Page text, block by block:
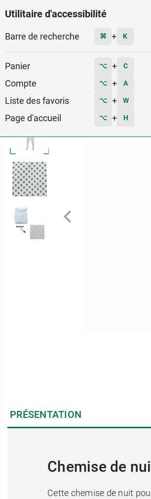
Utilitaire d'accessibilité
Barre de recherche ⌘ + K
Panier ⌥ + C
Compte ⌥ + A
Liste des favoris ⌥ + W
Page d'accueil ⌥ + H
Menu
5
PRÉSENTATION
Chemise de
Cette chemise de nuit